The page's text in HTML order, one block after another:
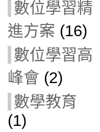
數位學習精
進方案 (16)
數位學習高
峰會 (2)
數學教育
(1)